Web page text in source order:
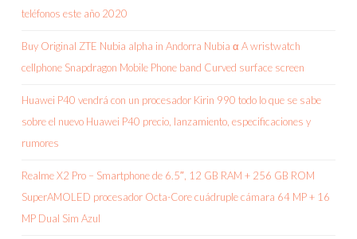
teléfonos este año 2020
Buy Original ZTE Nubia alpha in Andorra Nubia α A wristwatch
cellphone Snapdragon Mobile Phone band Curved surface screen
Huawei P40 vendrá con un procesador Kirin 990 todo lo que se sabe
sobre el nuevo Huawei P40 precio, lanzamiento, especificaciones y
rumores
Realme X2 Pro – Smartphone de 6.5″, 12 GB RAM + 256 GB ROM
SuperAMOLED procesador Octa-Core cuádruple cámara 64 MP + 16
MP Dual Sim Azul